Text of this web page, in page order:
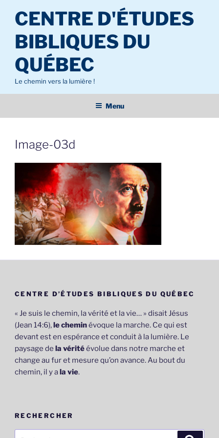
contenu
principal
CENTRE D'ÉTUDES
BIBLIQUES DU
QUÉBEC
Le chemin vers la lumière !
Menu
Image-03d
CENTRE D’ÉTUDES BIBLIQUES DU QUÉBEC
« Je suis le chemin, la vérité et la vie… » disait Jésus
(Jean 14:6),le cheminévoque la marche. Ce qui est
devant est en espérance et conduit à la lumière. Le
paysage de la véritéévolue dans notre marche et
change au fur et mesure qu’on avance. Au bout du
chemin, il y ala vie.
RECHERCHER